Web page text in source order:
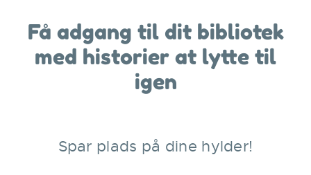
Få adgang til dit bibliotek
med historier at lytte til
igen
Spar plads på dine hylder!